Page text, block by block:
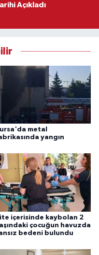
Açıkladı
metal
yangın
içerisinde kaybolan 2
çocuğun havuzda
bedeni bulundu